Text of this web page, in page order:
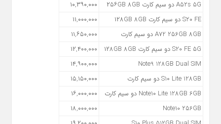
A52s 5G دو سیم کارت ۲۵۶GB 8GB
۱۰,۳۹۰,۰۰۰
S20 FE دو سیم کارت ۱۲۸GB 8GB
۱۱,۰۰۰,۰۰۰
A72 256GB 8GB دو سیم کارت
۱۱,۶۵۰,۰۰۰
S20 FE 5G دو سیم کارت ۱۲۸GB 8GB
۱۲,۴۰۰,۰۰۰
Note9 128GB Dual SIM
۱۴,۹۰۰,۰۰۰
S10 Lite 128GB دو سیم کارت
۱۵,۱۵۰,۰۰۰
Note10 Lite 128GB 6GB دو سیم کارت
۱۶,۰۰۰,۰۰۰
Note10 256GB
۱۸,۰۰۰,۰۰۰